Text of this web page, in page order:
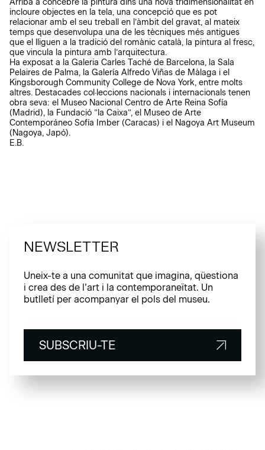
Arriba a concebre la pintura dins una nova tridimensionalitat en
incloure objectes en la tela, una concepció que es pot
relacionar amb el seu treball en l’àmbit del gravat, al mateix
temps que desenvolupa una de les tècniques més antigues
que el lliguen a la tradició del romànic català, la pintura al fresc,
que vincula la pintura amb l’arquitectura.
Ha exposat a la Galeria Carles Taché de Barcelona, la Sala
Pelaires de Palma, la Galería Alfredo Viñas de Màlaga i el
Kingsborough Community College de Nova York, entre molts
altres. Destacades col·leccions nacionals i internacionals tenen
obra seva: el Museo Nacional Centro de Arte Reina Sofía
(Madrid), la Fundació ”la Caixa”, el Museo de Arte
Contemporáneo Sofía Imber (Caracas) i el Nagoya Art Museum
(Nagoya, Japó).
E.B.
NEWSLETTER
Uneix-te a una comunitat que imagina, qüestiona
i crea des de l’art i la contemporaneïtat. Un
butlletí per acompanyar el pols del museu.
SUBSCRIU-TE
SUBSCRIU-TE